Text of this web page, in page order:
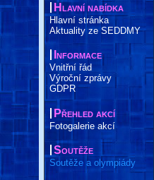
Hlavní nabídka
Hlavní stránka
Aktuality ze SEDDMY
Informace
Vnitřní řád
Výroční zprávy
GDPR
Přehled akcí
Fotogalerie akcí
Soutěže
Soutěže a olympiády